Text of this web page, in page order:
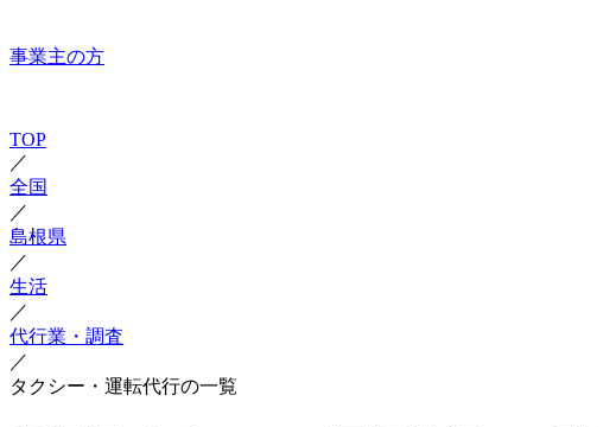
事業主の方
TOP
／
全国
／
島根県
／
生活
／
代行業・調査
／
タクシー・運転代行の一覧